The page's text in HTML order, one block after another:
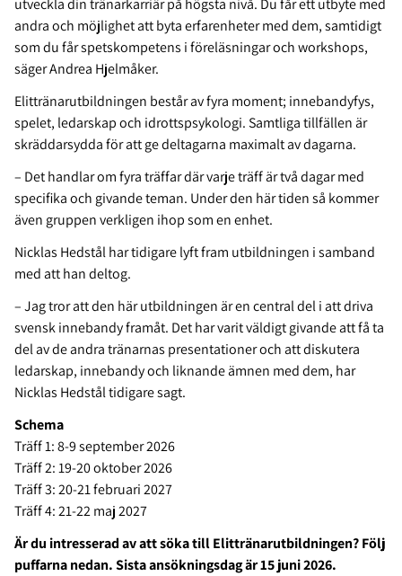
utveckla din tränarkarriär på högsta nivå. Du får ett utbyte med
andra och möjlighet att byta erfarenheter med dem, samtidigt
som du får spetskompetens i föreläsningar och workshops,
säger Andrea Hjelmåker.
Elittränarutbildningen består av fyra moment; innebandyfys,
spelet, ledarskap och idrottspsykologi. Samtliga tillfällen är
skräddarsydda för att ge deltagarna maximalt av dagarna.
– Det handlar om fyra träffar där varje träff är två dagar med
specifika och givande teman. Under den här tiden så kommer
även gruppen verkligen ihop som en enhet.
Nicklas Hedstål har tidigare lyft fram utbildningen i samband
med att han deltog.
– Jag tror att den här utbildningen är en central del i att driva
svensk innebandy framåt. Det har varit väldigt givande att få ta
del av de andra tränarnas presentationer och att diskutera
ledarskap, innebandy och liknande ämnen med dem, har
Nicklas Hedstål tidigare sagt.
Schema
Träff 1: 8-9 september 2026
Träff 2: 19-20 oktober 2026
Träff 3: 20-21 februari 2027
Träff 4: 21-22 maj 2027
Är du intresserad av att söka till Elittränarutbildningen? Följ
puffarna nedan. Sista ansökningsdag är 15 juni 2026.